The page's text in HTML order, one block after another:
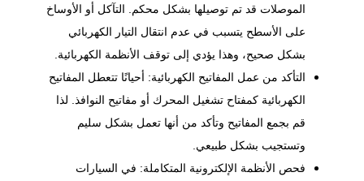
الموصلات قد تم توصيلها بشكل محكم. التآكل أو الأوساخ
على الأسطح يتسبب في عدم انتقال التيار الكهربائي
بشكل صحيح، وهذا يؤدي إلى توقف الأنظمة الكهربائية.
التأكد من عمل المفاتيح الكهربائية: أحيانًا تتعطل المفاتيح
الكهربائية كمفتاح تشغيل المحرك أو مفاتيح النوافذ. لذا
قم بجمع المفاتيح وتأكد من أنها تعمل بشكل سليم
وتستجيب بشكل طبيعي.
فحص الأنظمة الإلكترونية المتكاملة: في السيارات